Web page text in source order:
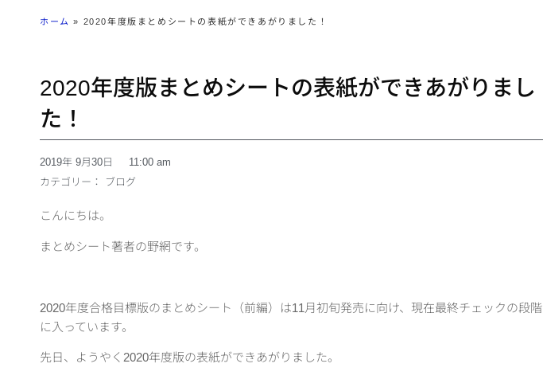
ホーム » 2020年度版まとめシートの表紙ができあがりました！
2020年度版まとめシートの表紙ができあがりまし
た！
2019年 9月30日
11:00 am
カテゴリー：
ブログ
こんにちは。
まとめシート著者の野網です。
2020年度合格目標版のまとめシート（前編）は11月初旬発売に向け、現在最終チェックの段階
に入っています。
先日、ようやく2020年度版の表紙ができあがりました。